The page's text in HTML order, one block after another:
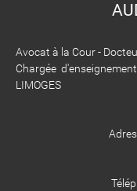
Avocat à la Cour -
Chargée
LIMOGES